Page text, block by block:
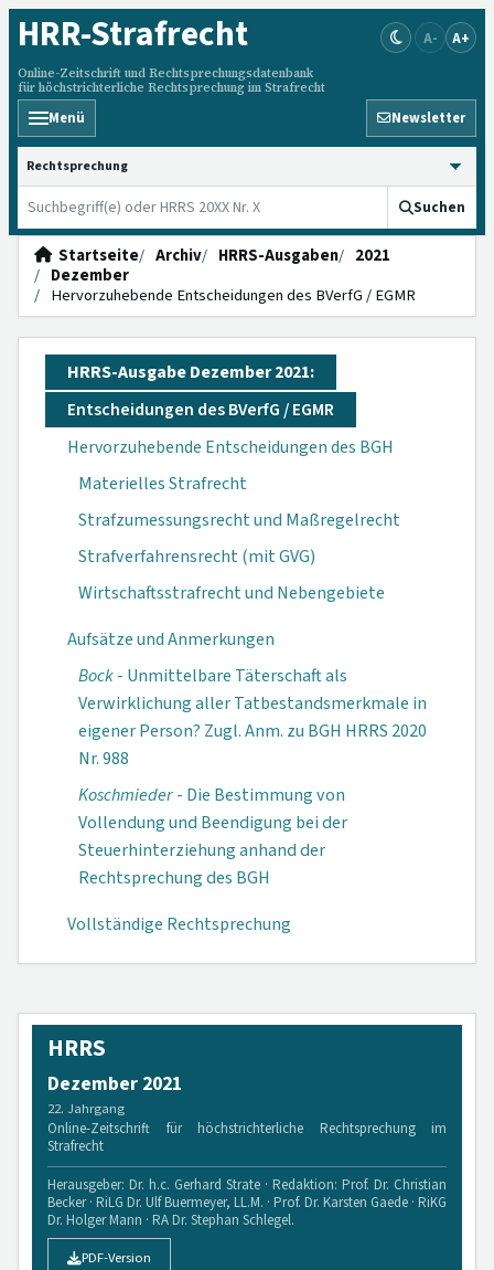
HRR-Strafrecht
Online-Zeitschrift und Rechtsprechungsdatenbank
für höchstrichterliche Rechtsprechung im Strafrecht
A- A+
Menü Newsletter
HRRS durchsuchen
Suchen
Startseite Archiv HRRS-Ausgaben
2021
Dezember
Hervorzuhebende Entscheidungen des BVerfG / EGMR
HRRS-Ausgabe Dezember 2021:
Entscheidungen des BVerfG / EGMR
Hervorzuhebende Entscheidungen des BGH
Materielles Strafrecht
Strafzumessungsrecht und Maßregelrecht
Strafverfahrensrecht (mit GVG)
Wirtschaftsstrafrecht und Nebengebiete
Aufsätze und Anmerkungen
Bock- Unmittelbare Täterschaft als
Verwirklichung aller Tatbestandsmerkmale in
eigener Person? Zugl. Anm. zu BGH HRRS 2020
Nr. 988
Koschmieder- Die Bestimmung von
Vollendung und Beendigung bei der
Steuerhinterziehung anhand der
Rechtsprechung des BGH
Vollständige Rechtsprechung
HRRS
Dezember 2021
22. Jahrgang
Online-Zeitschrift für höchstrichterliche Rechtsprechung im
Strafrecht
Herausgeber: Dr. h.c. Gerhard Strate · Redaktion: Prof. Dr. Christian
Becker · RiLG Dr. Ulf Buermeyer, LL.M. · Prof. Dr. Karsten Gaede · RiKG
Dr. Holger Mann · RA Dr. Stephan Schlegel.
PDF-Version